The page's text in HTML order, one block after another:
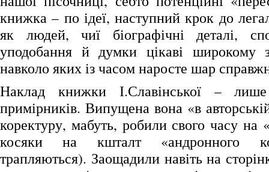
книжка – по ідеї, наступний крок до
як людей, чиї біографічні деталі,
уподобання й думки цікаві широкому
навколо яких із часом наросте шар
Наклад книжки І.Славінської – лише
примірників. Випущена вона «в
коректуру, мабуть, робили свого часу на
косяки на кшталт «андронного
трапляються). Заощадили навіть на